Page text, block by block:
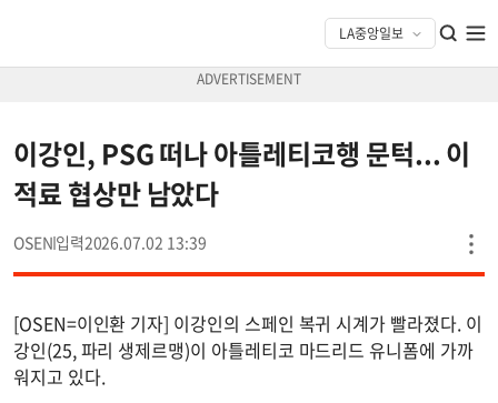
이강인, PSG 떠나 아틀레티코행 문턱... 이
적료 협상만 남았다
OSEN 2026.07.02 13:39
[OSEN=이인환 기자] 이강인의 스페인 복귀 시계가 빨라졌다. 이
강인(25, 파리 생제르맹)이 아틀레티코 마드리드 유니폼에 가까
워지고 있다.